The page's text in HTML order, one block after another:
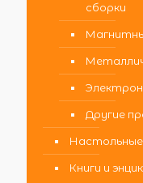
сборки
Другие
Настольные
Книги и